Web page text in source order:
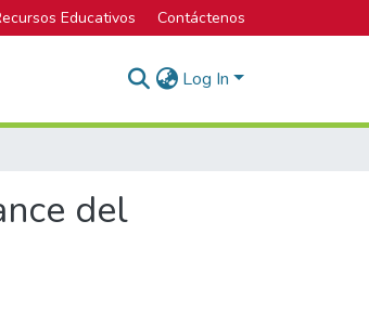
Educativos Contáctenos
Log In
del